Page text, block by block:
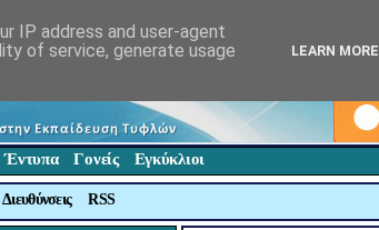
Έντυπα Γονείς Εγκύκλιοι
RSS
IP address and user-agent
of service, generate usage
LEARN MORE